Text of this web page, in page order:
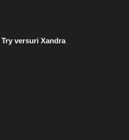
Try versuri Xandra